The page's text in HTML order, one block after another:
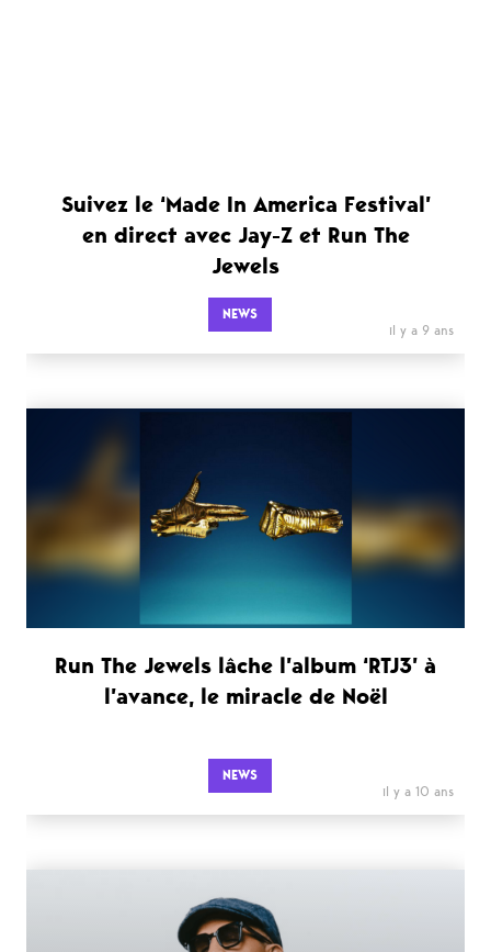
Suivez le ‘Made In America Festival’
en direct avec Jay-Z et Run The
Jewels
NEWS
il y a 9 ans
Run The Jewels lâche l’album ‘RTJ3’ à
l’avance, le miracle de Noël
NEWS
il y a 10 ans